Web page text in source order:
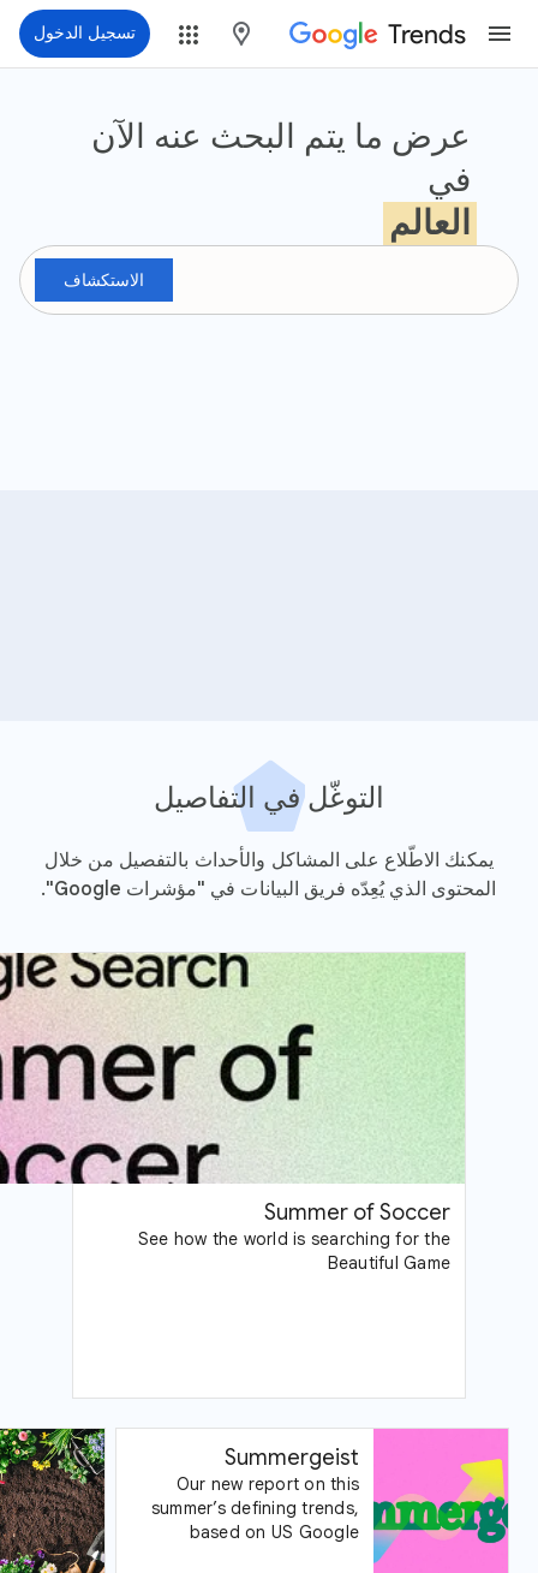
Trends
maps تسجيل الدخول
عرض ما يتم البحث عنه الآن
في
العالم
الاستكشاف
التوغّل في التفاصيل
يمكنك الاطّلاع على المشاكل والأحداث بالتفصيل من خلال
المحتوى الذي يُعِدّه فريق البيانات في "مؤشرات Google".
Summer of Soccer
See how the world is searching for the
Beautiful Game
Summergeist
Our new report on this
summer’s defining trends,
based on US Google